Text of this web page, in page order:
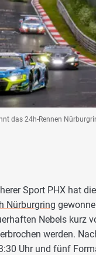
das 24h-Rennen
Sport PHX hat
Nürburgring
Nebels kurz
werden.
Uhr und fünf